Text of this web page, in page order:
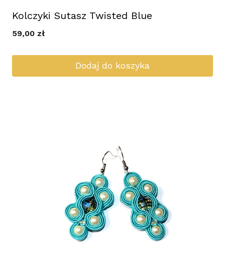
Kolczyki Sutasz Twisted Blue
59,00 zł
Dodaj do koszyka